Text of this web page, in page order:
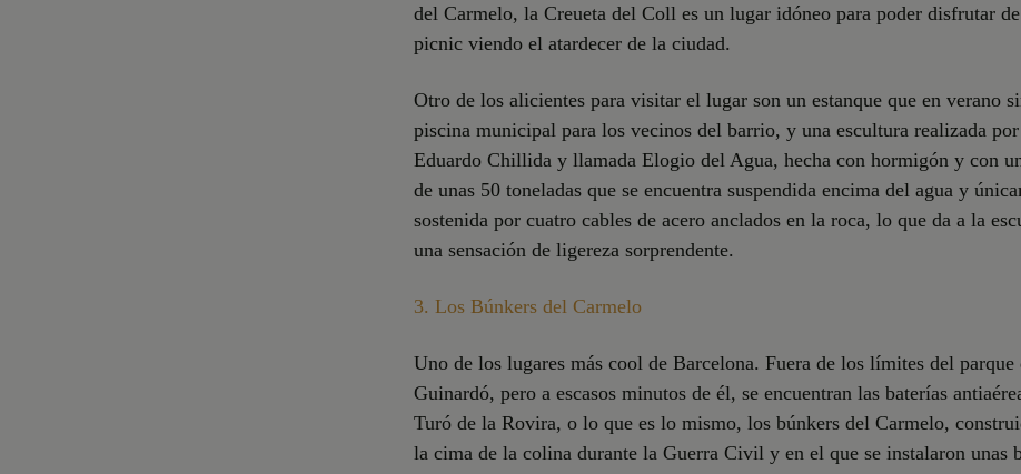
del Carmelo, la Creueta del Coll es un lugar idóneo para poder disfrutar
picnic viendo el atardecer de la ciudad.
Otro de los alicientes para visitar el lugar son un estanque que en verano
piscina municipal para los vecinos del barrio, y una escultura realizada por
Eduardo Chillida y llamada Elogio del Agua, hecha con hormigón y con
de unas 50 toneladas que se encuentra suspendida encima del agua y
sostenida por cuatro cables de acero anclados en la roca, lo que da a la
una sensación de ligereza sorprendente.
3. Los Búnkers del Carmelo
Uno de los lugares más cool de Barcelona. Fuera de los límites del parque
Guinardó, pero a escasos minutos de él, se encuentran las baterías
Turó de la Rovira, o lo que es lo mismo, los búnkers del Carmelo,
la cima de la colina durante la Guerra Civil y en el que se instalaron unas